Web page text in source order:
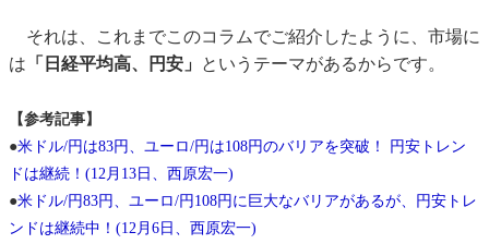
それは、これまでこのコラムでご紹介したように、市場に
は 「日経平均高、円安」 というテーマがあるからです。
【参考記事】
●米ドル/円は83円、ユーロ/円は108円のバリアを突破！ 円安トレン
ドは継続！(12月13日、西原宏一)
●米ドル/円83円、ユーロ/円108円に巨大なバリアがあるが、円安トレ
ンドは継続中！(12月6日、西原宏一)